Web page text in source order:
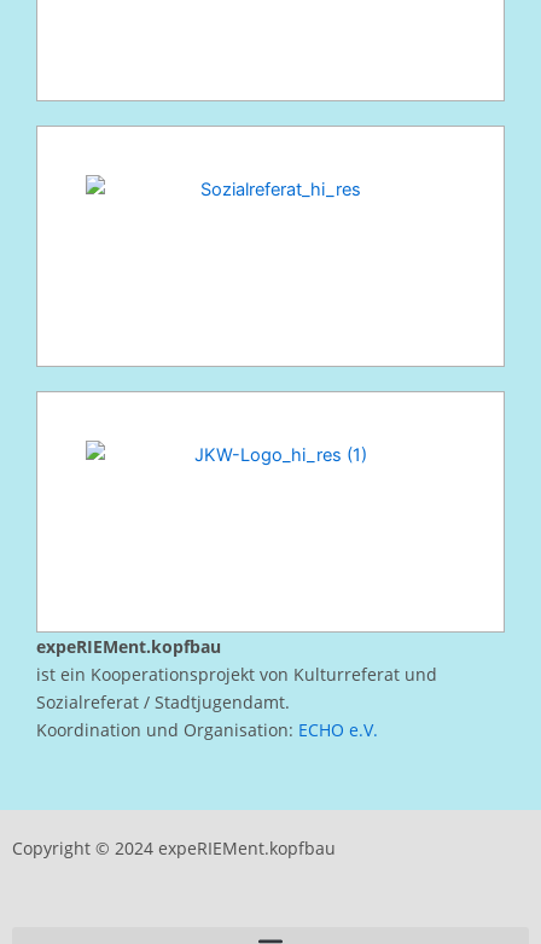
expeRIEMent.kopfbau
ist ein Kooperationsprojekt von Kulturreferat und
Sozialreferat / Stadtjugendamt.
Koordination und Organisation: ECHO e.V.
Copyright © 2024 expeRIEMent.kopfbau